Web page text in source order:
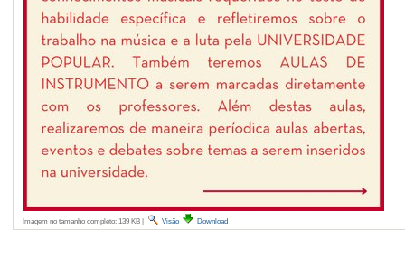
Imagem no tamanho completo: 139 KB| Visão Download